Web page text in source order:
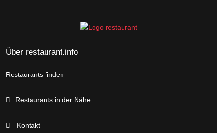
Über restaurant.info
Restaurants finden
Restaurants in der Nähe
Kontakt